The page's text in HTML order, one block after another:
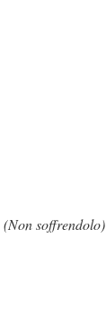
(Non soffrendolo)